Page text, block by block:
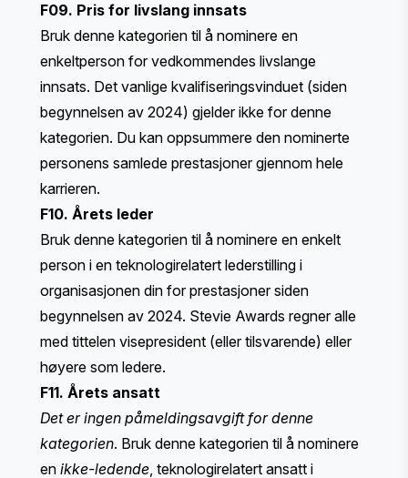
F09. Pris for livslang innsats
Bruk denne kategorien til å nominere en
enkeltperson for vedkommendes livslange
innsats. Det vanlige kvalifiseringsvinduet (siden
begynnelsen av 2024) gjelder ikke for denne
kategorien. Du kan oppsummere den nominerte
personens samlede prestasjoner gjennom hele
karrieren.
F10. Årets leder
Bruk denne kategorien til å nominere en enkelt
person i en teknologirelatert lederstilling i
organisasjonen din for prestasjoner siden
begynnelsen av 2024. Stevie Awards regner alle
med tittelen visepresident (eller tilsvarende) eller
høyere som ledere.
F11. Årets ansatt
Det er ingen påmeldingsavgift for denne
kategorien. Bruk denne kategorien til å nominere
en ikke-ledende, teknologirelatert ansatt i